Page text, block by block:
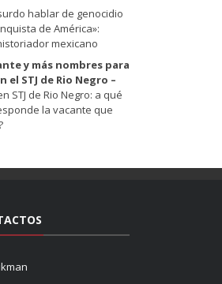
hablar de genocidio
de América»:
mexicano
y más nombres para
STJ de Rio Negro –
STJ de Rio Negro: a qué
la vacante que